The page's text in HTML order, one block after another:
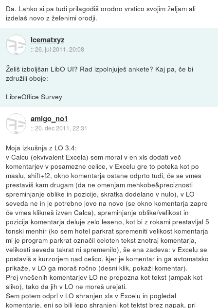
Da. Lahko si pa tudi prilagodiš orodno vrstico svojim željam ali
izdelaš novo z želenimi orodji.
Icematxyz
::26. jul 2011, 20:08
Želiš izboljšan LibO UI? Rad izpolnjuješ ankete? Kaj pa, če bi
združili oboje:
LibreOffice Survey
amigo_no1
::20. dec 2011, 22:31
Moja izkušnja z LO 3.4:
v Calcu (ekvivalent Excela) sem moral v en xls dodati več
komentarjev v posamezne celice, v Excelu gre to poteka kot po
maslu, shift+f2, okno komentarja ostane odprto tudi, če se vmes
prestaviš kam drugam (da ne omenjam mehkobe&preciznosti
spreminjanje oblike in pozicije, skratka dodelano v nulo), v LO
seveda ne in je potrebno jovo na novo (se okno komentarja zapre
če vmes klikneš izven Calca), spreminjanje oblike/velikost in
pozicija komentarja deluje zelo leseno, kot bi z rokami prestavljal 5
tonski menhir (ko sem hotel parkrat spremeniti velikost komentarja
mi je program parkrat označil celoten tekst znotraj komentarja,
velikosti seveda takrat ni spremenilo), še ena zadeva: v Excelu se
postaviš s kurzorjem nad celico, kjer je komentar in ga avtomatsko
prikaže, v LO ga moraš ročno (desni klik, pokaži komentar).
Prej vnešenih komentarjev LO ne prepozna kot tekst (ampak kot
sliko), tako da jih v LO ne moreš urejati.
Sem potem odprl v LO shranjen xls v Excelu in pogledal
komentarje, eni so bili lepo shranjeni kot tektst brez napak, pri